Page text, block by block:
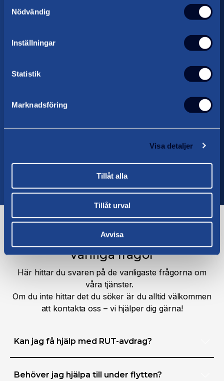
Nödvändig
Inställningar
Statistik
Marknadsföring
Visa detaljer
Tillåt alla
Tillåt urval
Avvisa
Vill du att vi ringer upp?
Vanliga frågor
Här hittar du svaren på de vanligaste frågorna om
våra tjänster.
Om du inte hittar det du söker är du alltid välkommen
att kontakta oss – vi hjälper dig gärna!
Kan jag få hjälp med RUT-avdrag?
Med RUT -avdraget får du 50% på nästan hela
flyttkostnaden. Du behöver inte tänka på detta, vi
Behöver jag hjälpa till under flytten?